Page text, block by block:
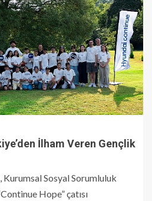
İlham Veren Gençlik
Sosyal Sorumluluk
Hope” çatısı